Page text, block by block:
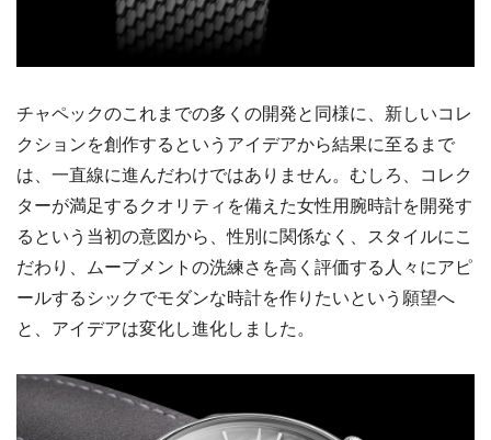
チャペックのこれまでの多くの開発と同様に、新しいコレ
クションを創作するというアイデアから結果に至るまで
は、一直線に進んだわけではありません。むしろ、コレク
ターが満足するクオリティを備えた女性用腕時計を開発す
るという当初の意図から、性別に関係なく、スタイルにこ
だわり、ムーブメントの洗練さを高く評価する人々にアピ
ールするシックでモダンな時計を作りたいという願望へ
と、アイデアは変化し進化しました。